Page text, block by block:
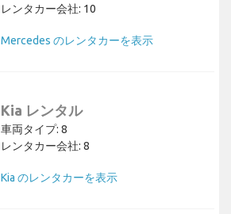
レンタカー会社: 10
Mercedes のレンタカーを表示
Kia レンタル
車両タイプ: 8
レンタカー会社: 8
Kia のレンタカーを表示